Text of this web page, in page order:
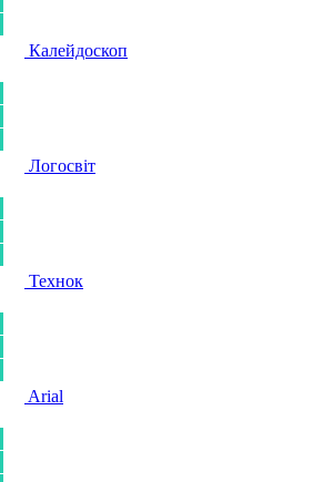
Калейдоскоп
Логосвіт
Технок
Arial